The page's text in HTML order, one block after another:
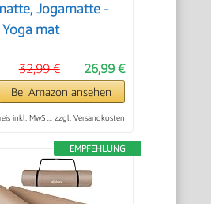
Jogamatte -
Yoga mat
26,99 €
32,99 €
Bei Amazon ansehen
inkl. MwSt., zzgl. Versandkosten
EMPFEHLUNG